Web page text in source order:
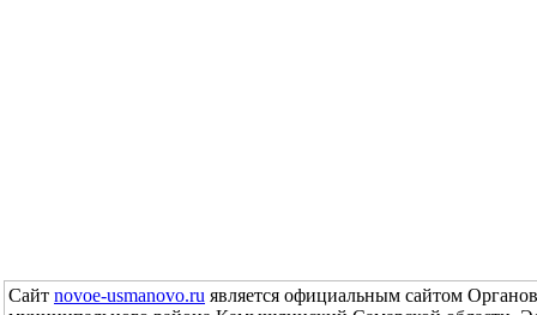
Сайт novoe-usmanovo.ru является официальным сайтом